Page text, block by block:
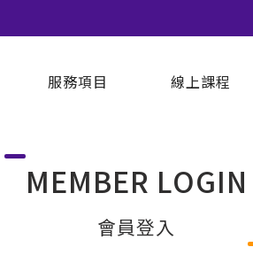
服務項目 線上課程
MEMBER LOGIN
會員登入